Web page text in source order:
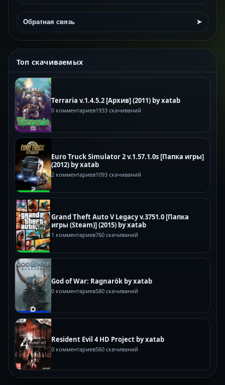
Обратная связь ➤
Топ скачиваемых
Terraria v.1.4.5.2 [Архив] (2011) by xatab
0 комментариев1933 скачиваний
Euro Truck Simulator 2 v.1.57.1.0s [Папка игры]
(2012) by xatab
2 комментариев1093 скачиваний
Grand Theft Auto V Legacy v.3751.0 [Папка
игры (Steam)] (2015) by xatab
1 комментариев760 скачиваний
God of War: Ragnarök by xatab
0 комментариев580 скачиваний
Resident Evil 4 HD Project by xatab
0 комментариев560 скачиваний